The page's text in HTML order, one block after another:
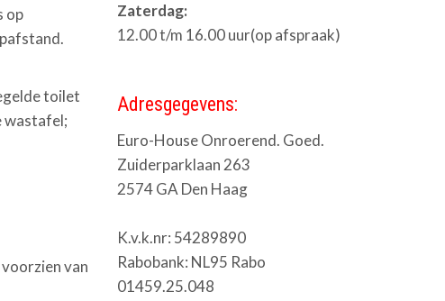
op
toilet
wastafel;
van
Zaterdag:
12.00 t/m 16.00 uur(op afspraak)
Adresgegevens:
Euro-House Onroerend. Goed.
Zuiderparklaan 263
2574 GA Den Haag
K.v.k.nr: 54289890
Rabobank: NL95 Rabo
01459.25.048